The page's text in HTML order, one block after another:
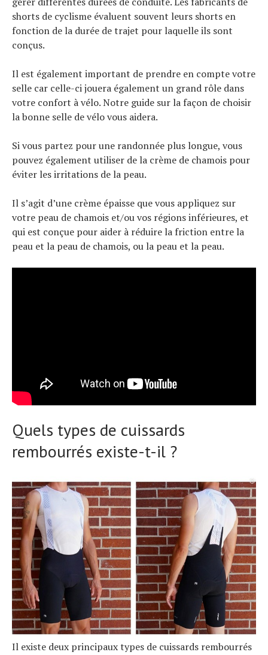
shorts de cyclisme évaluent souvent leurs shorts en
fonction de la durée de trajet pour laquelle ils sont
conçus.
Il est également important de prendre en compte votre
selle car celle-ci jouera également un grand rôle dans
votre confort à vélo. Notre guide sur la façon de choisir
la bonne selle de vélo vous aidera.
Si vous partez pour une randonnée plus longue, vous
pouvez également utiliser de la crème de chamois pour
éviter les irritations de la peau.
Il s’agit d’une crème épaisse que vous appliquez sur
votre peau de chamois et/ou vos régions inférieures, et
qui est conçue pour aider à réduire la friction entre la
peau et la peau de chamois, ou la peau et la peau.
Quels types de cuissards
rembourrés existe-t-il ?
Il existe deux principaux types de cuissards rembourrés